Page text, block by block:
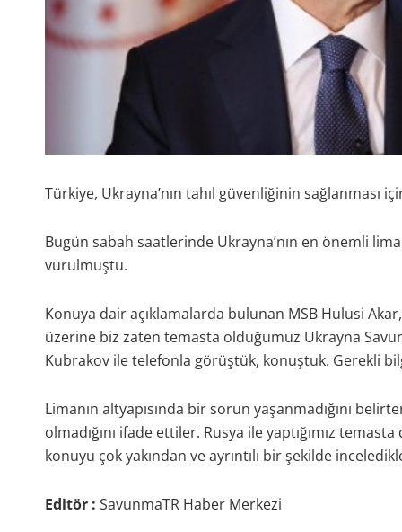
Türkiye, Ukrayna’nın tahıl güvenliğinin sağlanması
Bugün sabah saatlerinde Ukrayna’nın en önemli
vurulmuştu.
Konuya dair açıklamalarda bulunan MSB Hulusi
üzerine biz zaten temasta olduğumuz Ukrayna
Kubrakov ile telefonla görüştük, konuştuk. Gerekli
Limanın altyapısında bir sorun yaşanmadığını
olmadığını ifade ettiler. Rusya ile yaptığımız
konuyu çok yakından ve ayrıntılı bir şekilde
Editör : SavunmaTR Haber Merkezi